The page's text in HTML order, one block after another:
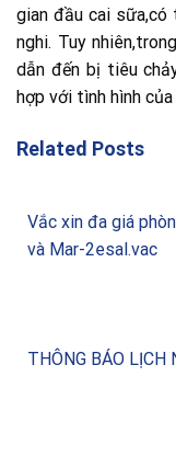
gian đầu cai sữa,có
nghi. Tuy
dẫn đến bị tiêu
hợp với tình hình
Related Posts
Vắc xin đa giá
và Mar-2esal.vac
THÔNG BÁO LỊCH